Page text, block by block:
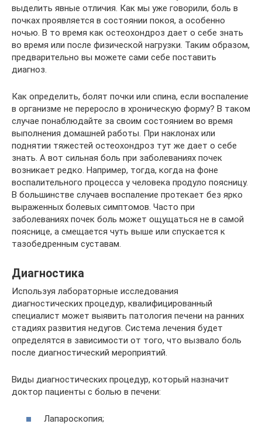
выделить явные отличия. Как мы уже говорили, боль в
почках проявляется в состоянии покоя, а особенно
ночью. В то время как остеохондроз дает о себе знать
во время или после физической нагрузки. Таким образом,
предварительно вы можете сами себе поставить
диагноз.
Как определить, болят почки или спина, если воспаление
в организме не переросло в хроническую форму? В таком
случае понаблюдайте за своим состоянием во время
выполнения домашней работы. При наклонах или
поднятии тяжестей остеохондроз тут же дает о себе
знать. А вот сильная боль при заболеваниях почек
возникает редко. Например, тогда, когда на фоне
воспалительного процесса у человека продуло поясницу.
В большинстве случаев воспаление протекает без ярко
выраженных болевых симптомов. Часто при
заболеваниях почек боль может ощущаться не в самой
пояснице, а смещается чуть выше или спускается к
тазобедренным суставам.
Диагностика
Используя лабораторные исследования
диагностических процедур, квалифицированный
специалист может выявить патология печени на ранних
стадиях развития недугов. Система лечения будет
определятся в зависимости от того, что вызвало боль
после диагностический мероприятий.
Виды диагностических процедур, который назначит
доктор пациенты с болью в печени:
Лапароскопия;